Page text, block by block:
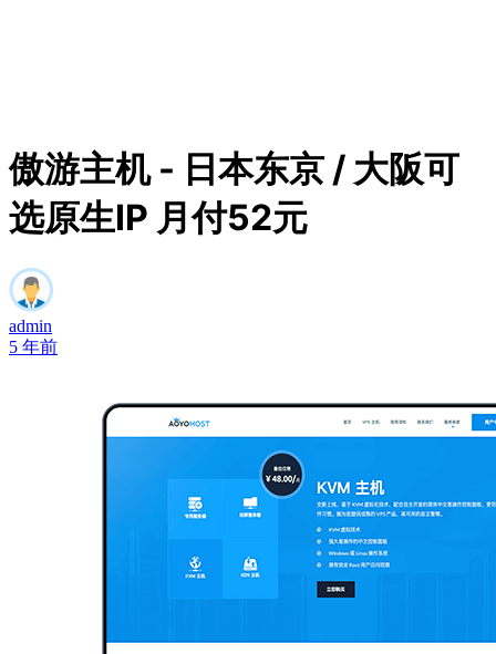
傲游主机 - 日本东京 / 大阪可
选原生IP 月付52元
admin
5 年前